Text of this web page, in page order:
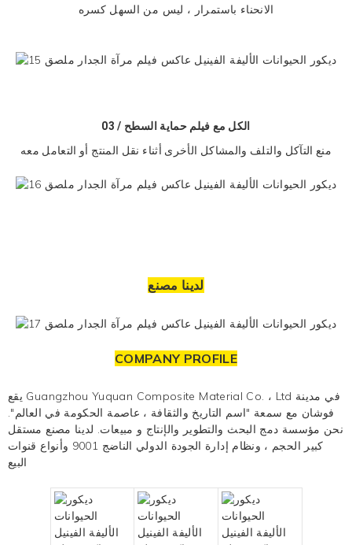
الانحناء باستمرار ، ليس من السهل كسره
03 / الكل مع فيلم حماية السطح
منع التآكل والتلف والمشاكل الأخرى أثناء نقل المنتج أو التعامل معه
لدينا مصنع
COMPANY PROFILE
يقع Guangzhou Yuquan Composite Material Co. ، Ltd في مدينة
فوشان مع سمعة "اسم التاريخ والثقافة ، عاصمة الحكومة في العالم".
نحن مؤسسة دمج البحث والتطوير والإنتاج و مبيعات. لدينا مصنع مستقل
كبير الحجم ، ونظام إدارة الجودة الدولي الناضج 9001 وأنواع قنوات
البيع